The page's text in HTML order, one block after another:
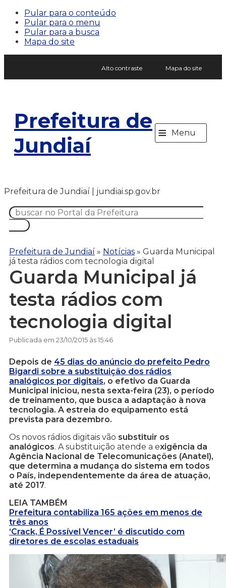
Pular para o conteúdo
Pular para o menu
Pular para a busca
Mapa do site
Alto contraste Mapa do site
Prefeitura de
Jundiaí
≡ Menu
Prefeitura de Jundiaí | jundiai.sp.gov.br
Prefeitura de Jundiaí » Notícias » Guarda Municipal
já testa rádios com tecnologia digital
Guarda Municipal já
testa rádios com
tecnologia digital
Publicada em 23/10/2015 às 15:46
Depois de 45 dias do anúncio do prefeito Pedro
Bigardi sobre a substituição dos rádios
analógicos por digitais, o efetivo da Guarda
Municipal iniciou, nesta sexta-feira (23), o período
de treinamento, que busca a adaptação à nova
tecnologia. A estreia do equipamento está
prevista para dezembro.
Os novos rádios digitais vão substituir os
analógicos. A substituição atende a exigência da
Agência Nacional de Telecomunicações (Anatel),
que determina a mudança do sistema em todos
o País, independentemente da área de atuação,
até 2017.
LEIA TAMBÉM
Prefeitura contabiliza 165 ações em menos de
três anos
‘Crack, É Possível Vencer’ é discutido com
diretores de escolas estaduais